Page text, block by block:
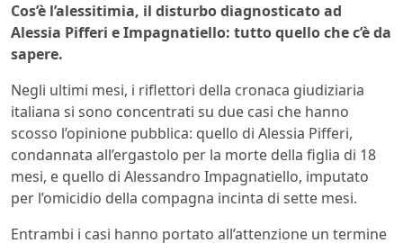
Cos’è l’alessitimia, il disturbo diagnosticato ad
Alessia Pifferi e Impagnatiello: tutto quello che c’è da
sapere.
Negli ultimi mesi, i riflettori della cronaca giudiziaria
italiana si sono concentrati su due casi che hanno
scosso l’opinione pubblica: quello di Alessia Pifferi,
condannata all’ergastolo per la morte della figlia di 18
mesi, e quello di Alessandro Impagnatiello, imputato
per l’omicidio della compagna incinta di sette mesi.
Entrambi i casi hanno portato all’attenzione un termine